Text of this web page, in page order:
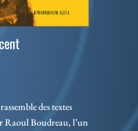
des textes
Raoul Boudreau, l’un